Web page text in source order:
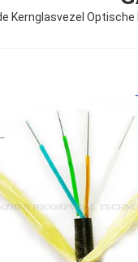
Kernglasvezel